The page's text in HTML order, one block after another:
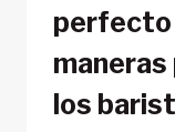
perfecto
maneras
los